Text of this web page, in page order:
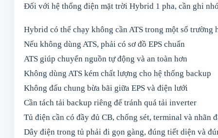
Đối với hệ thống điện mặt trời Hybrid 1 pha, cần ghi
Hybrid có thể chạy không cần ATS trong một số trường
Nếu không dùng ATS, phải có sơ đồ EPS chuẩn
ATS giúp chuyển nguồn tự động và an toàn hơn
Không dùng ATS kém chất lượng cho hệ thống backup
Không đấu chung bừa bãi giữa EPS và điện lưới
Cần tách tải backup riêng để tránh quá tải inverter
Tủ điện cần có đầy đủ CB, chống sét, terminal và nhãn
Dây điện trong tủ phải đi gọn gàng, đúng tiết diện và